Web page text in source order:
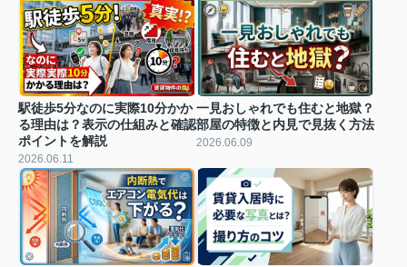
駅徒歩5分なのに実際10分かか
る理由は？表示の仕組みと確認
ポイントを解説
2026.06.11
一見おしゃれでも住むと地獄？
部屋の特徴と内見で見抜く方法
2026.06.09